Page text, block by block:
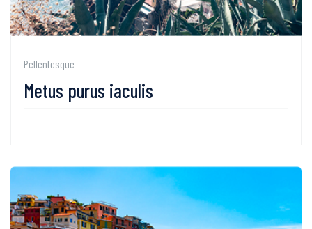
Pellentesque
Metus purus iaculis